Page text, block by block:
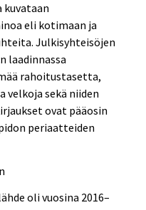
kuvataan
eli kotimaan ja
Julkisyhteisöjen
laadinnassa
rahoitustasetta,
velkoja sekä niiden
ovat pääosin
periaatteiden
oli vuosina 2016–